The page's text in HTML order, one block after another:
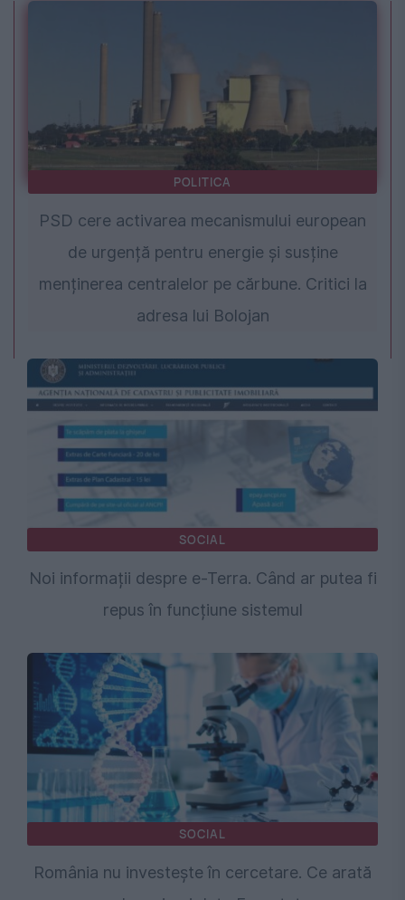
POLITICA
PSD cere activarea mecanismului european
de urgență pentru energie și susține
menținerea centralelor pe cărbune. Critici la
adresa lui Bolojan
SOCIAL
Noi informații despre e-Terra. Când ar putea fi
repus în funcțiune sistemul
SOCIAL
România nu investește în cercetare. Ce arată